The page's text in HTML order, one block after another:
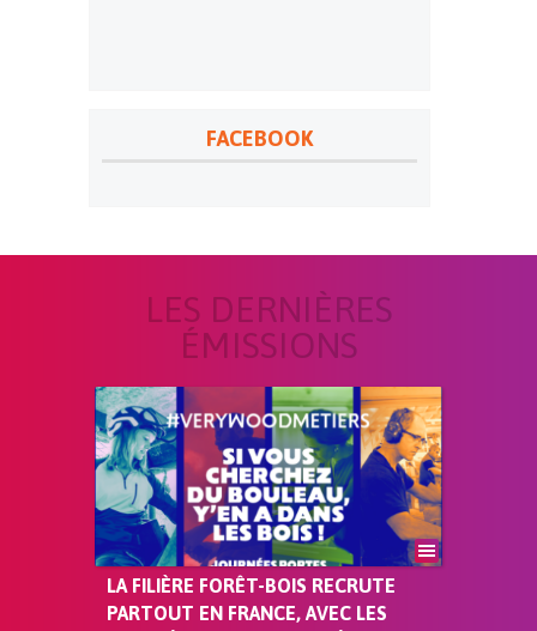
FACEBOOK
LES DERNIÈRES
ÉMISSIONS
LA FILIÈRE FORÊT-BOIS RECRUTE
PARTOUT EN FRANCE, AVEC LES